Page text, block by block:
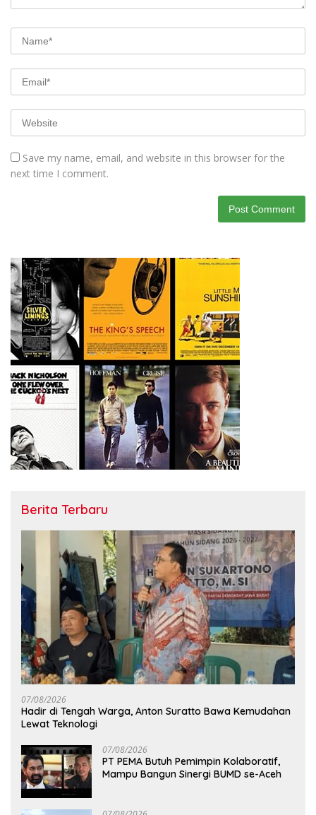
Save my name, email, and website in this browser for the
next time I comment.
Berita Terbaru
07/08/2026
Hadir di Tengah Warga, Anton Suratto Bawa Kemudahan
Lewat Teknologi
07/08/2026
PT PEMA Butuh Pemimpin Kolaboratif,
Mampu Bangun Sinergi BUMD se-Aceh